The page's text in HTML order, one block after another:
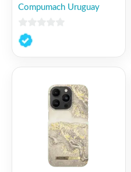
Compumach Uruguay
0
de